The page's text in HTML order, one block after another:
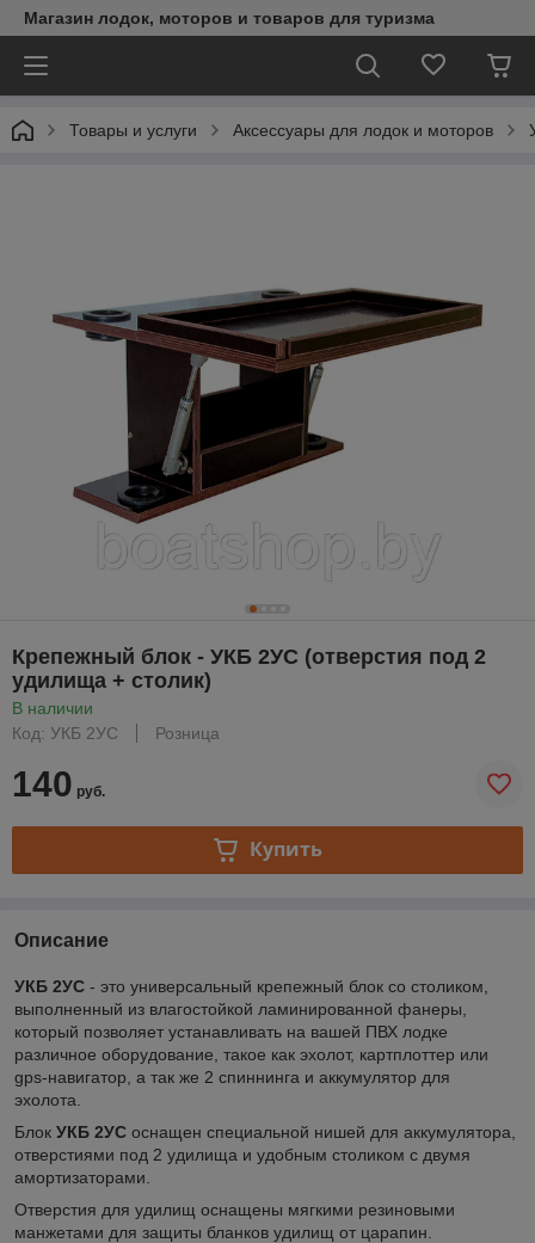
Магазин лодок, моторов и товаров для туризма
Товары и услуги Аксессуары для лодок и моторов
Крепежный блок - УКБ 2УС (отверстия под 2
удилища + столик)
В наличии
Код: УКБ 2УС
Розница
140 руб.
Купить
Описание
УКБ 2УС - это универсальный крепежный блок со столиком,
выполненный из влагостойкой ламинированной фанеры,
который позволяет устанавливать на вашей ПВХ лодке
различное оборудование, такое как эхолот, картплоттер или
gps-навигатор, а так же 2 спиннинга и аккумулятор для
эхолота.
Блок УКБ 2УС оснащен специальной нишей для аккумулятора,
отверстиями под 2 удилища и удобным столиком с двумя
амортизаторами.
Отверстия для удилищ оснащены мягкими резиновыми
манжетами для защиты бланков удилищ от царапин.